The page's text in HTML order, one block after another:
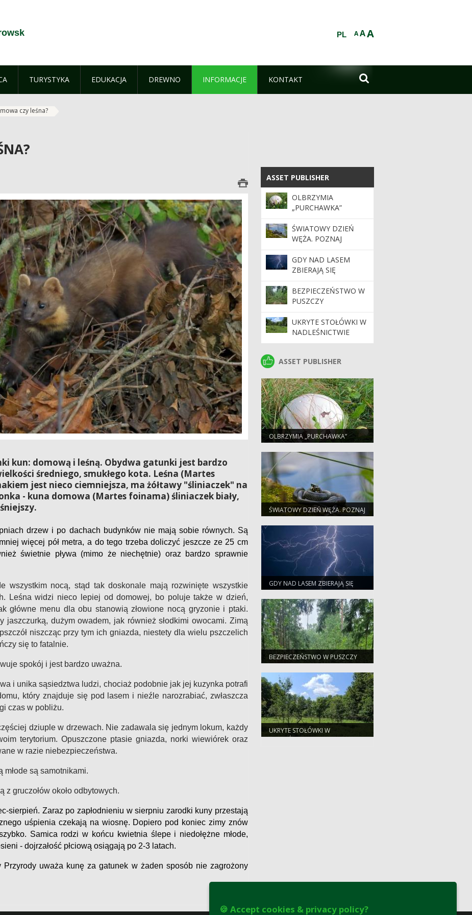
AAA
PL
TURYSTYKA EDUKACJA DREWNO INFORMACJE KONTAKT 
czy leśna?
kun: domową i leśną. Obydwa gatunki jest bardzo
średniego, smukłego kota. Leśna (Martes
jest nieco ciemniejsza, ma żółtawy "śliniaczek" na
- kuna domowa (Martes foinama) śliniaczek biały,
drzew i po dachach budynków nie mają sobie równych. Są
więcej pół metra, a do tego trzeba doliczyć jeszcze ze 25 cm
świetnie pływa (mimo że niechętnie) oraz bardzo sprawnie
wszystkim nocą, stąd tak doskonale mają rozwinięte wszystkie
Leśna widzi nieco lepiej od domowej, bo poluje także w dzień,
główne menu dla obu stanowią złowione nocą gryzonie i ptaki.
jaszczurką, dużym owadem, jak również słodkimi owocami. Zimą
niszcząc przy tym ich gniazda, niestety dla wielu pszczelich
się to fatalnie.
spokój i jest bardzo uważna.
i unika sąsiedztwa ludzi, chociaż podobnie jak jej kuzynka potrafi
który znajduje się pod lasem i nieźle narozrabiać, zwłaszcza
czas w pobliżu.
dziuple w drzewach. Nie zadawala się jednym lokum, każdy
terytorium. Opuszczone ptasie gniazda, norki wiewiórek oraz
w razie niebezpieczeństwa.
młode są samotnikami.
gruczołów około odbytowych.
sierpień. Zaraz po zapłodnieniu w sierpniu zarodki kuny przestają
uśpienia czekają na wiosnę. Dopiero pod koniec zimy znów
Samica rodzi w końcu kwietnia ślepe i niedołężne młode,
- dojrzałość płciową osiągają po 2-3 latach.
Przyrody uważa kunę za gatunek w żaden sposób nie zagrożony
ASSET PUBLISHER
ASSET PUBLISHER
OLBRZYMIA
„PURCHAWKA”
ŚWIATOWY DZIEŃ
WĘŻA. POZNAJ
NASZYCH
PEŁZAJĄCYCH
SĄSIADÓW
GDY NAD LASEM
ZBIERAJĄ SIĘ
CHMURY. PORADNIK
BEZPIECZNEGO
TURYSTY
BEZPIECZEŃSTWO W
PUSZCZY
BIAŁOWIESKIEJ. APEL
NADLEŚNICTWA DO
TURYSTÓW
UKRYTE STOŁÓWKI W
NADLEŚNICTWIE
BROWSK. SKĄD SIĘ
POŚRODKU LASU?
ASSET PUBLISHER
ASSET PUBLISHER
OLBRZYMIA „PURCHAWKA”
ŚWIATOWY DZIEŃ WĘŻA. POZNAJ
NASZYCH PEŁZAJĄCYCH
SĄSIADÓW
GDY NAD LASEM ZBIERAJĄ SIĘ
CHMURY. PORADNIK
BEZPIECZNEGO TURYSTY
BEZPIECZEŃSTWO W PUSZCZY
BIAŁOWIESKIEJ. APEL
NADLEŚNICTWA DO TURYSTÓW
UKRYTE STOŁÓWKI W
NADLEŚNICTWIE BROWSK. SKĄD
🍪 Accept cookies & privacy policy?